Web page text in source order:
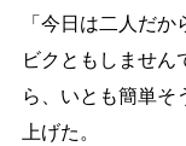
「今日は二人だ
ビクともしません
ら、いとも簡単そ
上げた。